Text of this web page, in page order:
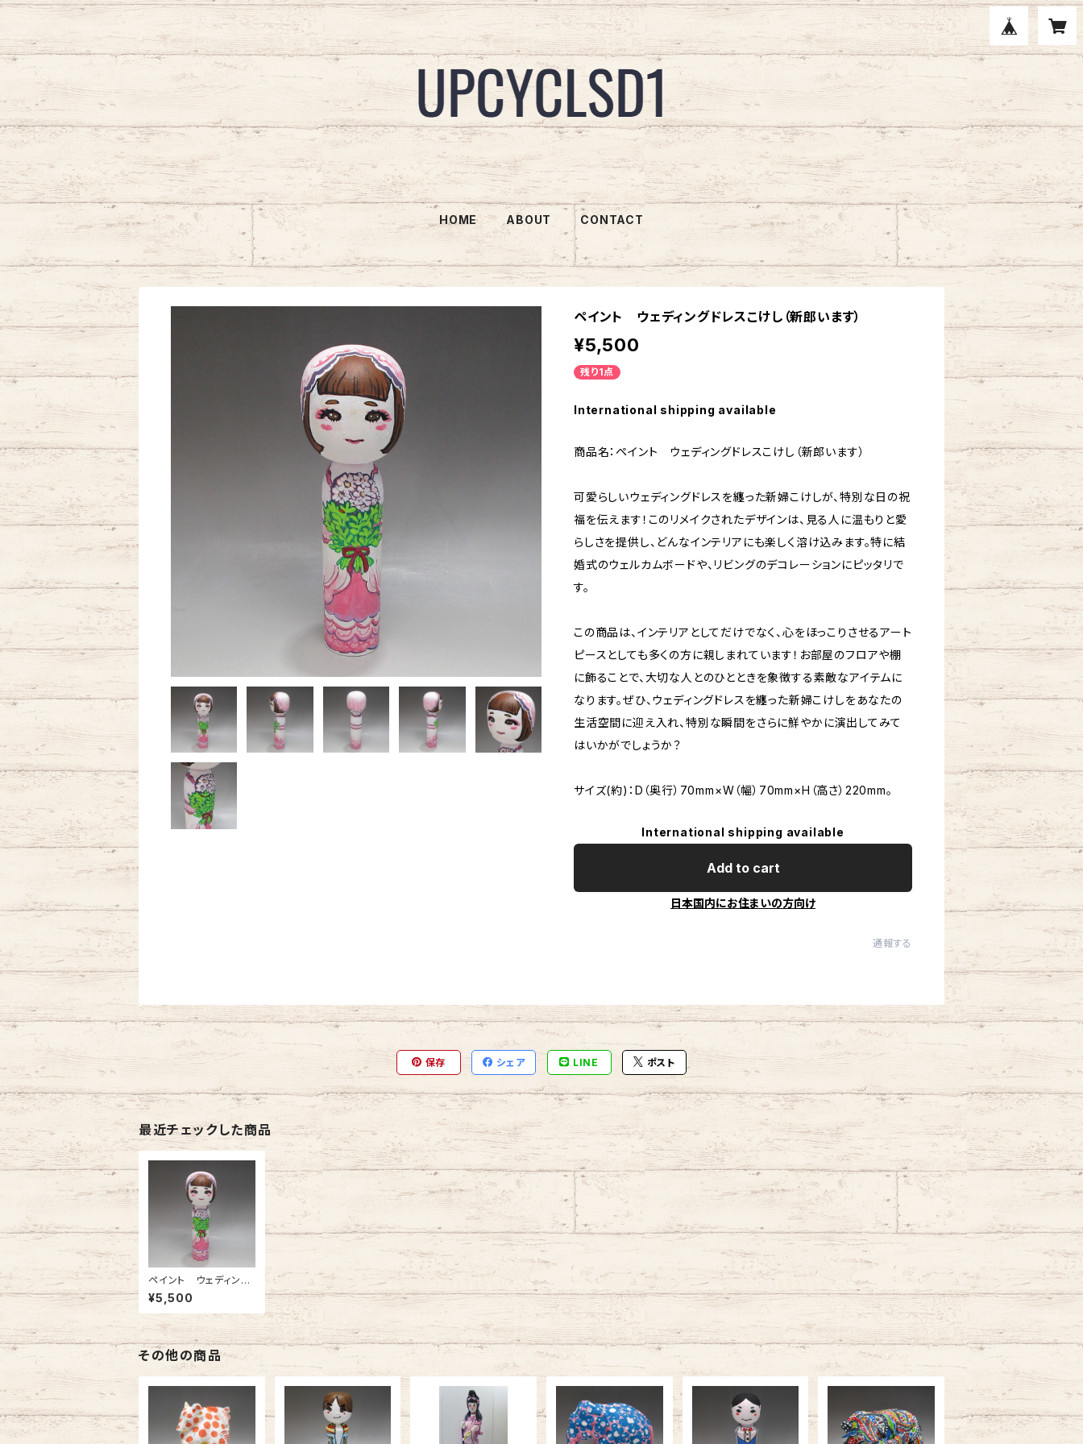
HOME ABOUT CONTACT
ペイント ウェディングドレスこけし（新郎います）
¥5,500
残り1点
International shipping available
商品名：ペイント ウェディングドレスこけし（新郎います）
可愛らしいウェディングドレスを纏った新婦こけしが、特別な日の祝
福を伝えます！このリメイクされたデザインは、見る人に温もりと愛
らしさを提供し、どんなインテリアにも楽しく溶け込みます。特に結
婚式のウェルカムボードや、リビングのデコレーションにピッタリで
す。
この商品は、インテリアとしてだけでなく、心をほっこりさせるアート
ピースとしても多くの方に親しまれています！お部屋のフロアや棚
に飾ることで、大切な人とのひとときを象徴する素敵なアイテムに
なります。ぜひ、ウェディングドレスを纏った新婦こけしをあなたの
生活空間に迎え入れ、特別な瞬間をさらに鮮やかに演出してみて
はいかがでしょうか？
サイズ(約)：D（奥行）70mm×W（幅）70mm×H（高さ）220mm。
International shipping available
Add to cart
日本国内にお住まいの方向け
通報する
保存 シェア LINE ポスト
最近チェックした商品
ペイント ウェディング
ドレスこけし（新郎いま
す）
¥5,500
その他の商品